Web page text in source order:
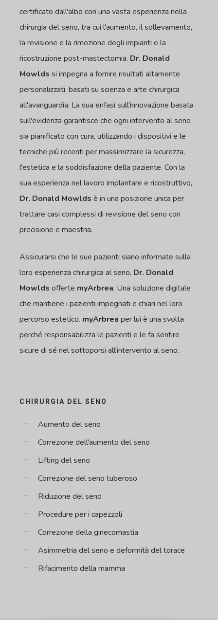
certificato dall'albo con una vasta esperienza nella
chirurgia del seno, tra cui l'aumento, il sollevamento,
la revisione e la rimozione degli impianti e la
ricostruzione post-mastectomia. Dr. Donald
Mowlds si impegna a fornire risultati altamente
personalizzati, basati su scienza e arte chirurgica
all'avanguardia. La sua enfasi sull'innovazione basata
sull'evidenza garantisce che ogni intervento al seno
sia pianificato con cura, utilizzando i dispositivi e le
tecniche più recenti per massimizzare la sicurezza,
l'estetica e la soddisfazione della paziente. Con la
sua esperienza nel lavoro implantare e ricostruttivo,
Dr. Donald Mowlds è in una posizione unica per
trattare casi complessi di revisione del seno con
precisione e maestria.
Assicurarsi che le sue pazienti siano informate sulla
loro esperienza chirurgica al seno, Dr. Donald
Mowlds offerte myArbrea, Una soluzione digitale
che mantiene i pazienti impegnati e chiari nel loro
percorso estetico. myArbrea per lui è una svolta
perché responsabilizza le pazienti e le fa sentire
sicure di sé nel sottoporsi all'intervento al seno.
CHIRURGIA DEL SENO
Aumento del seno
Correzione dell'aumento del seno
Lifting del seno
Correzione del seno tuberoso
Riduzione del seno
Procedure per i capezzoli
Correzione della ginecomastia
Asimmetria del seno e deformità del torace
Rifacimento della mamma